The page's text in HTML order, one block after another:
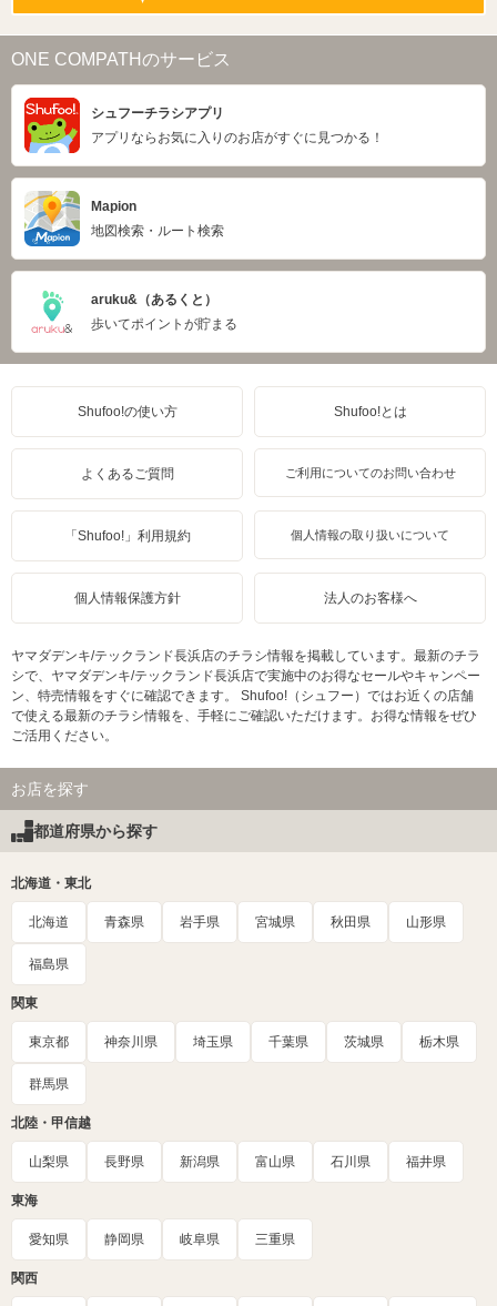
ONE COMPATHのサービス
シュフーチラシアプリ
アプリならお気に入りのお店がすぐに見つかる！
Mapion
地図検索・ルート検索
aruku&（あるくと）
歩いてポイントが貯まる
Shufoo!の使い方 Shufoo!とは
よくあるご質問 ご利用についてのお問い合わせ
「Shufoo!」利用規約 個人情報の取り扱いについて
個人情報保護方針 法人のお客様へ
ヤマダデンキ/テックランド長浜店のチラシ情報を掲載しています。最新のチラ
シで、ヤマダデンキ/テックランド長浜店で実施中のお得なセールやキャンペー
ン、特売情報をすぐに確認できます。 Shufoo!（シュフー）ではお近くの店舗
で使える最新のチラシ情報を、手軽にご確認いただけます。お得な情報をぜひ
ご活用ください。
お店を探す
都道府県から探す
北海道・東北
北海道 青森県 岩手県 宮城県 秋田県 山形県
福島県
関東
東京都 神奈川県 埼玉県 千葉県 茨城県 栃木県
群馬県
北陸・甲信越
山梨県 長野県 新潟県 富山県 石川県 福井県
東海
愛知県 静岡県 岐阜県 三重県
関西